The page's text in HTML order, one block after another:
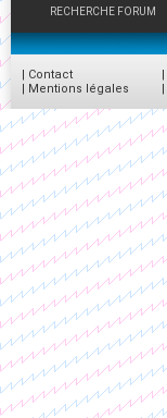
RECHERCHE FORUM
| Contact
| Mentions légales
|
|